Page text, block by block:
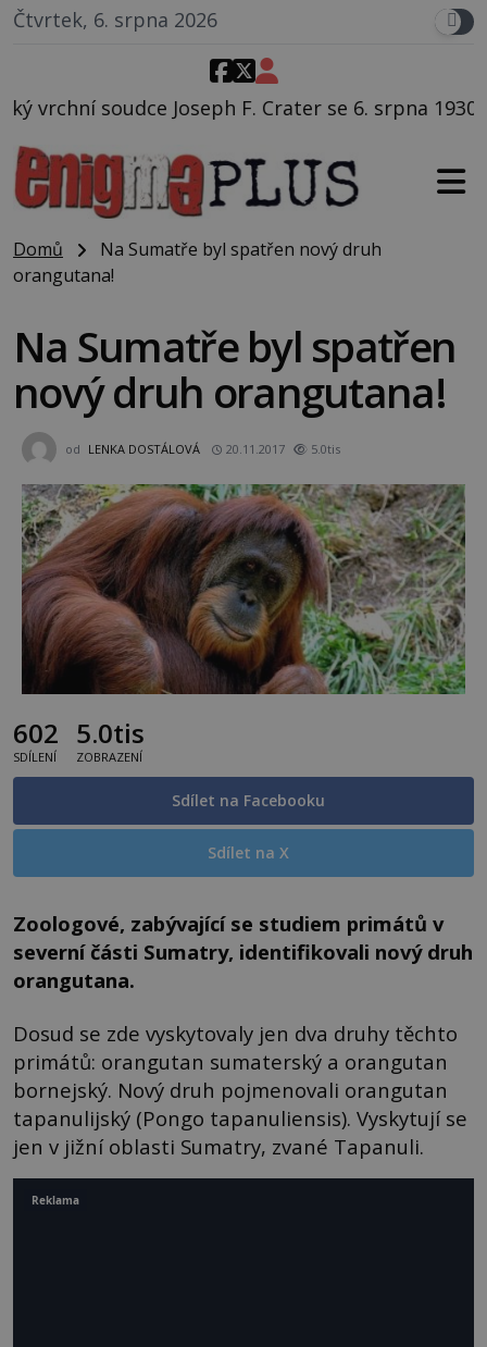
Čtvrtek, 6. srpna 2026
F. Crater se 6. srpna 1930 navečeří ve své
Domů
Na Sumatře byl spatřen nový druh
orangutana!
Na Sumatře byl spatřen
nový druh orangutana!
od LENKA DOSTÁLOVÁ 20.11.2017 5.0tis
602
SDÍLENÍ
5.0tis
ZOBRAZENÍ
Sdílet na Facebooku
Sdílet na X
Zoologové, zabývající se studiem primátů v
severní části Sumatry, identifikovali nový druh
orangutana.
Dosud se zde vyskytovaly jen dva druhy těchto
primátů: orangutan sumaterský a orangutan
bornejský. Nový druh pojmenovali orangutan
tapanulijský (Pongo tapanuliensis). Vyskytují se
jen v jižní oblasti Sumatry, zvané Tapanuli.
Reklama